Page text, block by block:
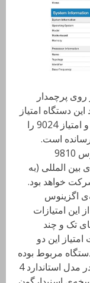
پرچمدار
دستگاه امتیاز
3773 را در بخش پردازش تک هسته‌ای و امتیاز 9024 را
است.
دستگاه تست شده به پردازنده‌ی اگزینوس 9810
المللی (به
خواهد بود.
اگزینوس
از این امتیازات
تک و چند
این دو
مربوط بوده
که در مدل پلاس برابر با 6 گیگابایت و در مدل استاندارد 4